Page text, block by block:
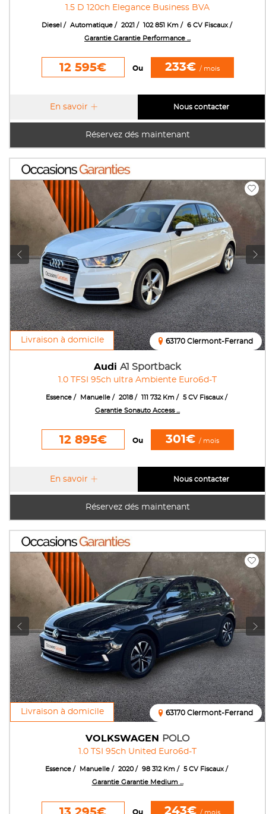
1.5 D 120ch Elegance Business BVA
Diesel Automatique 2021 102 851 Km
6 CV Fiscaux
Garantie Garantie Performance ...
12 595€ Ou 233€ / mois
Réservez dés maintenant
En savoir Nous contacter
Livraison à domicile
Audi A1 Sportback
1.0 TFSI 95ch ultra Ambiente Euro6d-T
63170 Clermont-Ferrand
Essence Manuelle 2018 111 732 Km
5 CV Fiscaux
Garantie Sonauto Access ...
12 895€ Ou 301€ / mois
Réservez dés maintenant
En savoir Nous contacter
Livraison à domicile
VOLKSWAGEN POLO
1.0 TSI 95ch United Euro6d-T
63170 Clermont-Ferrand
Essence Manuelle 2020 98 312 Km
5 CV Fiscaux
Garantie Garantie Medium ...
Ou 243€ / mois